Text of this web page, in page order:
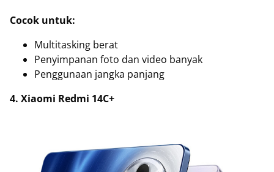
Cocok untuk:
Multitasking berat
Penyimpanan foto dan video banyak
Penggunaan jangka panjang
4. Xiaomi Redmi 14C+